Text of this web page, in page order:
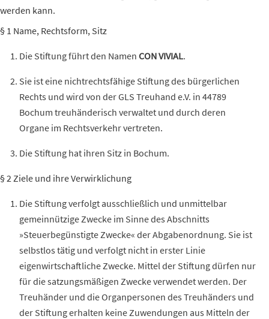
werden kann.
§ 1 Name, Rechtsform, Sitz
Die Stiftung führt den Namen CON VIVIAL.
Sie ist eine nichtrechtsfähige Stiftung des bürgerlichen
Rechts und wird von der GLS Treuhand e.V. in 44789
Bochum treuhänderisch verwaltet und durch deren
Organe im Rechtsverkehr vertreten.
Die Stiftung hat ihren Sitz in Bochum.
§ 2 Ziele und ihre Verwirklichung
Die Stiftung verfolgt ausschließlich und unmittelbar
gemeinnützige Zwecke im Sinne des Abschnitts
»Steuerbegünstigte Zwecke« der Abgabenordnung. Sie ist
selbstlos tätig und verfolgt nicht in erster Linie
eigenwirtschaftliche Zwecke. Mittel der Stiftung dürfen nur
für die satzungsmäßigen Zwecke verwendet werden. Der
Treuhänder und die Organpersonen des Treuhänders und
der Stiftung erhalten keine Zuwendungen aus Mitteln der